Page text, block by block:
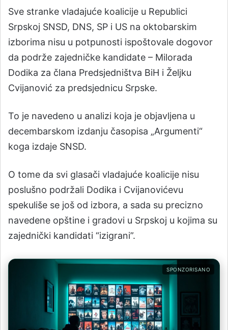
Sve stranke vladajuće koalicije u Republici
Srpskoj SNSD, DNS, SP i US na oktobarskim
izborima nisu u potpunosti ispoštovale dogovor
da podrže zajedničke kandidate – Milorada
Dodika za člana Predsjedništva BiH i Željku
Cvijanović za predsjednicu Srpske.
To je navedeno u analizi koja je objavljena u
decembarskom izdanju časopisa „Argumenti“
koga izdaje SNSD.
O tome da svi glasači vladajuće koalicije nisu
poslušno podržali Dodika i Cvijanovićevu
spekuliše se još od izbora, a sada su precizno
navedene opštine i gradovi u Srpskoj u kojima su
zajednički kandidati “izigrani”.
SPONZORISANO